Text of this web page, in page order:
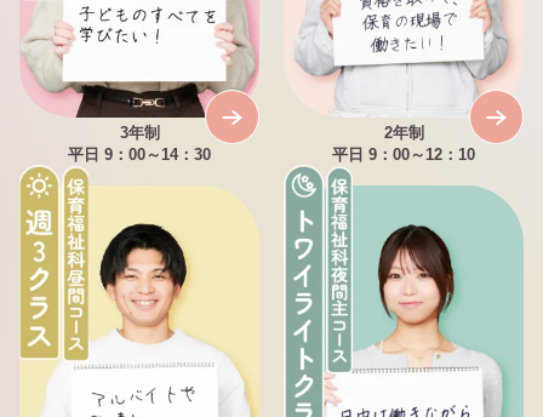
3年制
平日 9：00～14：30
2年制
平日 9：00～12：10